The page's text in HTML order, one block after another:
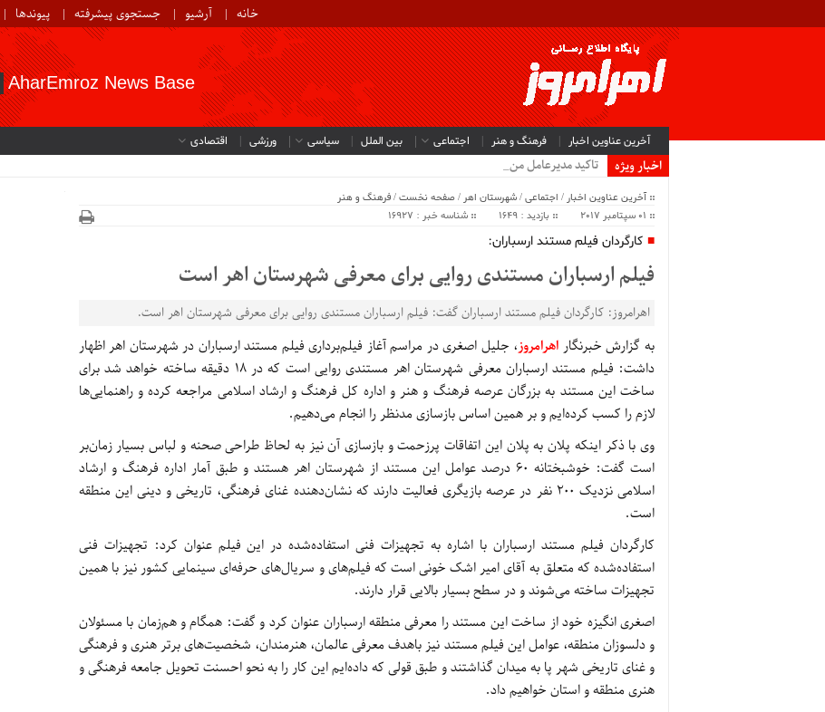
خانه آرشیو جستجوی پیشرفته پیوندها
AharEmroz News Base
آخرین عناوین اخبار فرهنگ و هنر اجتماعی بین الملل سیاسی ورزشی اقتصادی
اخبار ویژه
تاکید مدیرعامل منطقه آزا.
آخرین عناوین اخبار / اجتماعی/شهرستان اهر /صفحه نخست/فرهنگ و هنر
01 سپتامبر 2017
بازدید : 1649 شناسه خبر : 16927
کارگردان فیلم مستند ارسباران:
فیلم ارسباران مستندی روایی برای معرفی شهرستان اهر است
اهرامروز: کارگردان فیلم مستند ارسباران گفت: فیلم ارسباران مستندی روایی برای معرفی شهرستان اهر است.
به گزارش خبرنگار اهرامروز، جلیل اصغری در مراسم آغاز فیلم‌برداری فیلم مستند ارسباران در شهرستان اهر اظهار
داشت: فیلم مستند ارسباران معرفی شهرستان اهر مستندی روایی است که در 18 دقیقه ساخته خواهد شد برای
ساخت این مستند به بزرگان عرصه فرهنگ و هنر و اداره کل فرهنگ و ارشاد اسلامی مراجعه کرده و راهنمایی‌ها
لازم را کسب کرده‌ایم و بر همین اساس بازسازی مدنظر را انجام می‌دهیم.
وی با ذکر اینکه پلان به پلان این اتفاقات پرزحمت و بازسازی آن نیز به لحاظ طراحی صحنه و لباس بسیار زمان‌بر
است گفت: خوشبختانه 60 درصد عوامل این مستند از شهرستان اهر هستند و طبق آمار اداره فرهنگ و ارشاد
اسلامی نزدیک 200 نفر در عرصه بازیگری فعالیت دارند که نشان‌دهنده غنای فرهنگی، تاریخی و دینی این منطقه
است.
کارگردان فیلم مستند ارسباران با اشاره به تجهیزات فنی استفاده‌شده در این فیلم عنوان کرد: تجهیزات فنی
استفاده‌شده که متعلق به آقای امیر اشک خونی است که فیلم‌های و سریال‌های حرفه‌ای سینمایی کشور نیز با همین
تجهیزات ساخته می‌شوند و در سطح بسیار بالایی قرار دارند.
اصغری انگیزه خود از ساخت این مستند را معرفی منطقه ارسباران عنوان کرد و گفت: همگام و هم‌زمان با مسئولان
و دلسوزان منطقه، عوامل این فیلم مستند نیز باهدف معرفی عالمان، هنرمندان، شخصیت‌های برتر هنری و فرهنگی
و غنای تاریخی شهر پا به میدان گذاشتند و طبق قولی که داده‌ایم این کار را به نحو احسنت تحویل جامعه فرهنگی و
هنری منطقه و استان خواهیم داد.